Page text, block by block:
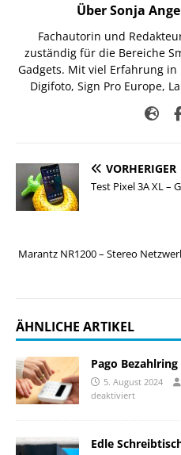
Über Sonja
Fachautorin und
zuständig für die Bereiche
Gadgets. Mit viel Erfahrung in
Digifoto, Sign Pro Europe,
VORHERIGER
Test Pixel 3A XL –
Marantz NR1200 – Stereo
ÄHNLICHE ARTIKEL
Pago
5. August 2024
deaktiviert
Edle